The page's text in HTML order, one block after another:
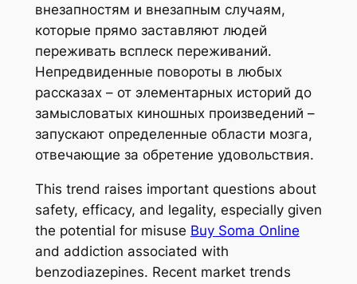
внезапностям и внезапным случаям,
которые прямо заставляют людей
переживать всплеск переживаний.
Непредвиденные повороты в любых
рассказах – от элементарных историй до
замысловатых киношных произведений –
запускают определенные области мозга,
отвечающие за обретение удовольствия.
This trend raises important questions about
safety, efficacy, and legality, especially given
the potential for misuse Buy Soma Online
and addiction associated with
benzodiazepines. Recent market trends